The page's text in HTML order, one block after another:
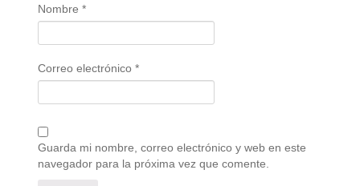
Nombre *
Correo electrónico *
Guarda mi nombre, correo electrónico y web en este
navegador para la próxima vez que comente.